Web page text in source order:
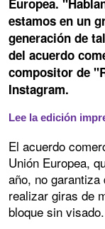
Europea.
estamos en un
generación de
del acuerdo
compositor de
Instagram.
Lee la edición
El acuerdo
Unión Europea,
año, no
realizar giras de
bloque sin visado.